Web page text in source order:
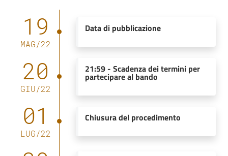
19
MAG/22
Data di pubblicazione
20
GIU/22
21:59- Scadenza dei termini per
partecipare al bando
01
LUG/22
Chiusura del procedimento